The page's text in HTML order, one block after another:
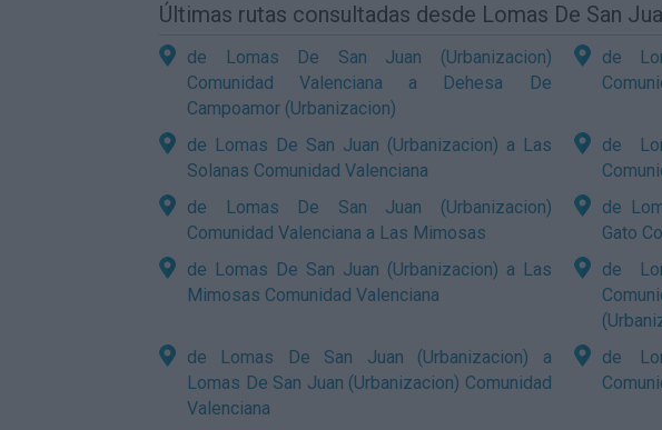
Últimas rutas consultadas desde Lomas De San
de Lomas De San Juan (Urbanizacion)
Comunidad Valenciana a Dehesa De
Campoamor (Urbanizacion)
de
de Lomas De San Juan (Urbanizacion) a Las
Solanas Comunidad Valenciana
de
de Lomas De San Juan (Urbanizacion)
Comunidad Valenciana a Las Mimosas
de
Gato
de Lomas De San Juan (Urbanizacion) a Las
Mimosas Comunidad Valenciana
de
de Lomas De San Juan (Urbanizacion) a
Lomas De San Juan (Urbanizacion) Comunidad
Valenciana
de